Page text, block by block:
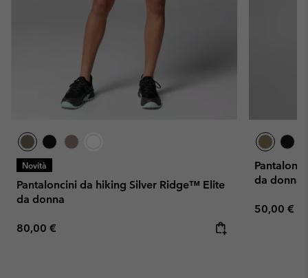
Novità
Pantaloncini da hiking Silver Ridge™ Elite
da donna
Regular price:
80,00 €
da donna
Regular
50,00 €